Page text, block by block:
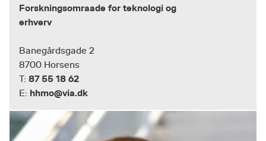
Forskningsomraade for teknologi og
erhverv
Banegårdsgade 2
8700 Horsens
T: 87 55 18 62
E: hhmo@via.dk